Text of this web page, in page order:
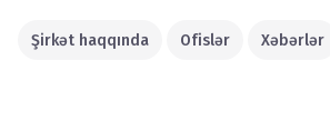
Şirkət haqqında Ofislər Xəbərlər